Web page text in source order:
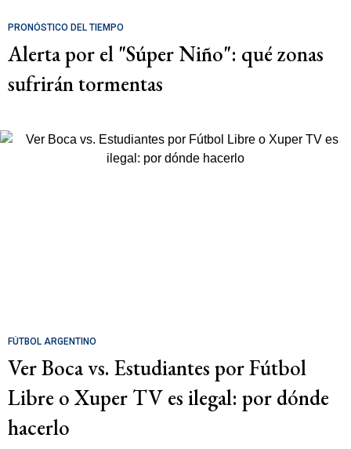
PRONÓSTICO DEL TIEMPO
Alerta por el "Súper Niño": qué zonas
sufrirán tormentas
FÚTBOL ARGENTINO
Ver Boca vs. Estudiantes por Fútbol
Libre o Xuper TV es ilegal: por dónde
hacerlo